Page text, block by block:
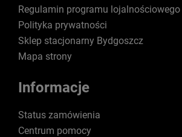
Regulamin programu lojalnościowego
Polityka prywatności
Sklep stacjonarny Bydgoszcz
Mapa strony
Informacje
Status zamówienia
Centrum pomocy